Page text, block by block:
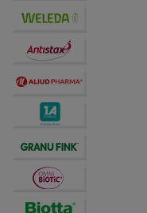
Bitte beachten Sie,
Dritte wie z.B.
übertragen werden.